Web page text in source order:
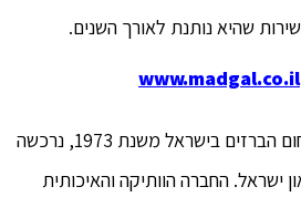
שהיא נותנת לאורך השנים.
www.madgal.co.il
"מדגל", מהמובילות בתחום הברזים בישראל משנת 1973, נרכשה
ישראל. החברה הוותיקה והאיכותית